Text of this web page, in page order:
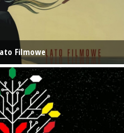
Filmowe